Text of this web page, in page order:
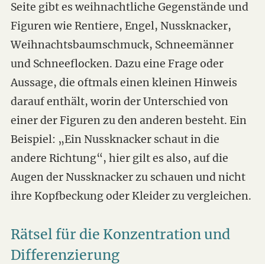
Seite gibt es weihnachtliche Gegenstände und
Figuren wie Rentiere, Engel, Nussknacker,
Weihnachtsbaumschmuck, Schneemänner
und Schneeflocken. Dazu eine Frage oder
Aussage, die oftmals einen kleinen Hinweis
darauf enthält, worin der Unterschied von
einer der Figuren zu den anderen besteht. Ein
Beispiel: „Ein Nussknacker schaut in die
andere Richtung“, hier gilt es also, auf die
Augen der Nussknacker zu schauen und nicht
ihre Kopfbeckung oder Kleider zu vergleichen.
Rätsel für die Konzentration und
Differenzierung